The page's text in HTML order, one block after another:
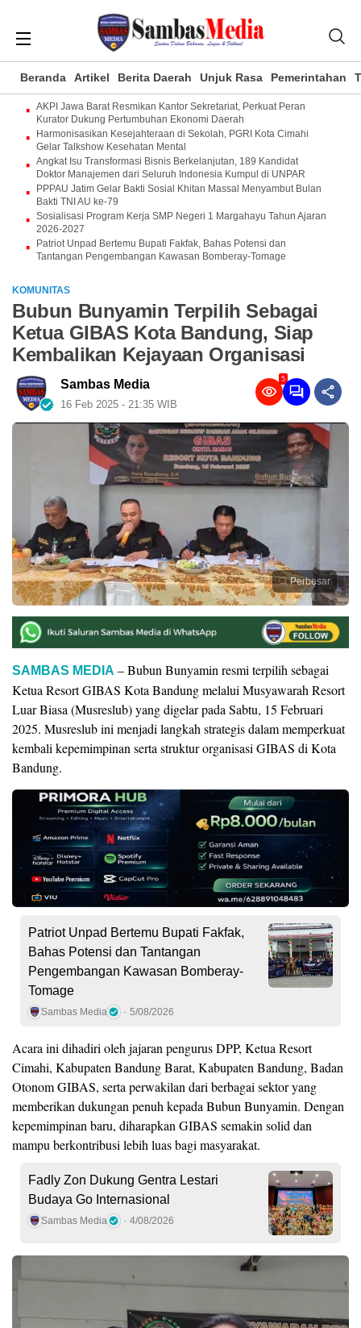
Beranda Artikel Berita Daerah Unjuk Rasa Pemerintahan
AKPI Jawa Barat Resmikan Kantor Sekretariat, Perkuat Peran
Kurator Dukung Pertumbuhan Ekonomi Daerah
Harmonisasikan Kesejahteraan di Sekolah, PGRI Kota Cimahi
Gelar Talkshow Kesehatan Mental
Angkat Isu Transformasi Bisnis Berkelanjutan, 189 Kandidat
Doktor Manajemen dari Seluruh Indonesia Kumpul di UNPAR
PPPAU Jatim Gelar Bakti Sosial Khitan Massal Menyambut Bulan
Bakti TNI AU ke-79
Sosialisasi Program Kerja SMP Negeri 1 Margahayu Tahun Ajaran
2026-2027
Patriot Unpad Bertemu Bupati Fakfak, Bahas Potensi dan
Tantangan Pengembangan Kawasan Bomberay-Tomage
KOMUNITAS
Bubun Bunyamin Terpilih Sebagai
Ketua GIBAS Kota Bandung, Siap
Kembalikan Kejayaan Organisasi
Sambas Media
16 Feb 2025 - 21:35 WIB
5
Perbesar
SAMBAS MEDIA – Bubun Bunyamin resmi terpilih sebagai
Ketua Resort GIBAS Kota Bandung melalui Musyawarah Resort
Luar Biasa (Musreslub) yang digelar pada Sabtu, 15 Februari
2025. Musreslub ini menjadi langkah strategis dalam memperkuat
kembali kepemimpinan serta struktur organisasi GIBAS di Kota
Bandung.
Patriot Unpad Bertemu Bupati Fakfak,
Bahas Potensi dan Tantangan
Pengembangan Kawasan Bomberay-
Tomage
Sambas Media 5/08/2026
Acara ini dihadiri oleh jajaran pengurus DPP, Ketua Resort
Cimahi, Kabupaten Bandung Barat, Kabupaten Bandung, Badan
Otonom GIBAS, serta perwakilan dari berbagai sektor yang
memberikan dukungan penuh kepada Bubun Bunyamin. Dengan
kepemimpinan baru, diharapkan GIBAS semakin solid dan
mampu berkontribusi lebih luas bagi masyarakat.
Fadly Zon Dukung Gentra Lestari
Budaya Go Internasional
Sambas Media 4/08/2026